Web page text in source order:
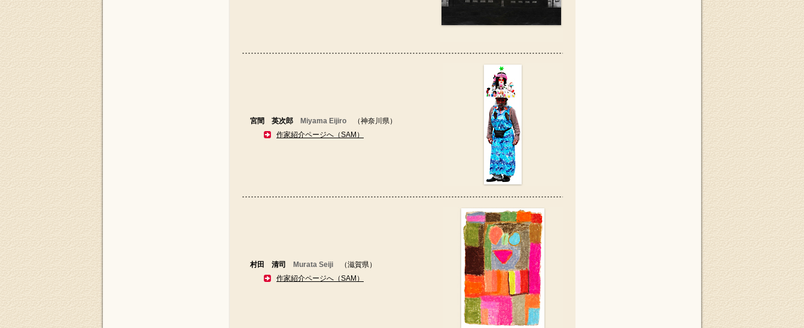
宮間 英次郎 Miyama Eijiro
（神奈川県）
作家紹介ページへ（SAM）
村田 清司 Murata Seiji
（滋賀県）
作家紹介ページへ（SAM）